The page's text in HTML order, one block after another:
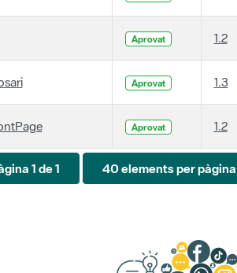
1.2
Aprovat 1.3
1.2
1 de 1 40 elements per pàgina